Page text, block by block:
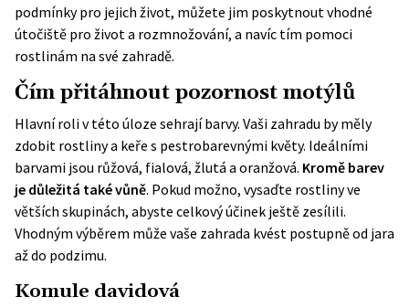
podmínky pro jejich život, můžete jim poskytnout vhodné
útočiště pro život a rozmnožování, a navíc tím pomoci
rostlinám na své zahradě.
Čím přitáhnout pozornost motýlů
Hlavní roli v této úloze sehrají barvy. Vaši zahradu by měly
zdobit rostliny a keře s pestrobarevnými květy. Ideálními
barvami jsou růžová, fialová, žlutá a oranžová. Kromě barev
je důležitá také vůně. Pokud možno, vysaďte rostliny ve
větších skupinách, abyste celkový účinek ještě zesílili.
Vhodným výběrem může vaše zahrada kvést postupně od jara
až do podzimu.
Komule davidová